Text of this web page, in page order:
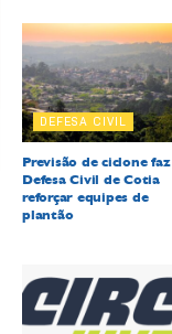
DEFESA CIVIL
Previsão de ciclone faz
Defesa Civil de Cotia
reforçar equipes de
plantão